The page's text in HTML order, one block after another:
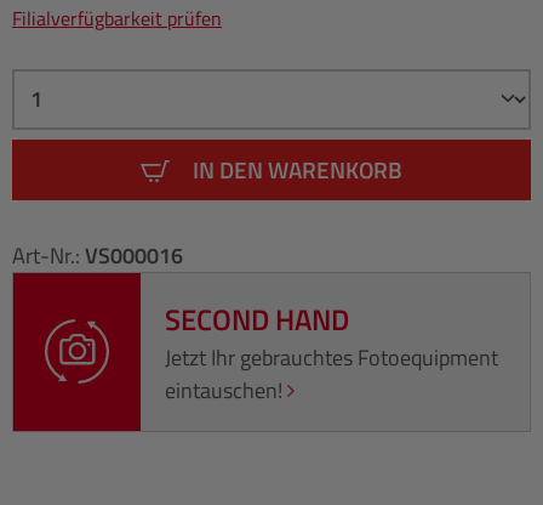
Filialverfügbarkeit prüfen
IN DEN WARENKORB
Art-Nr.:VS000016
SECOND HAND
Jetzt Ihr gebrauchtes Fotoequipment
eintauschen!